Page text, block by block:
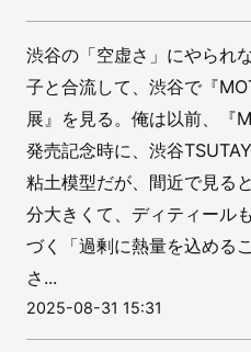
渋谷の「空虚さ」にやられ
子と合流して、渋谷で『
展』を見る。俺は以前、『
発売記念時に、渋谷
粘土模型だが、間近で見る
分大きくて、ディティール
づく「過剰に熱量を込める
さ...
2025-08-31 15:31